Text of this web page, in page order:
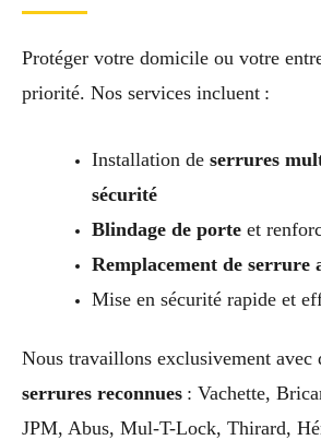
Protéger votre domicile ou votre
priorité. Nos services incluent :
Installation de serrures
sécurité
Blindage de porteet
Remplacement de serrure
Mise en sécurité rapide et
Nous travaillons exclusivement avec
serrures reconnues : Vachette,
JPM, Abus, Mul-T-Lock, Thirard,